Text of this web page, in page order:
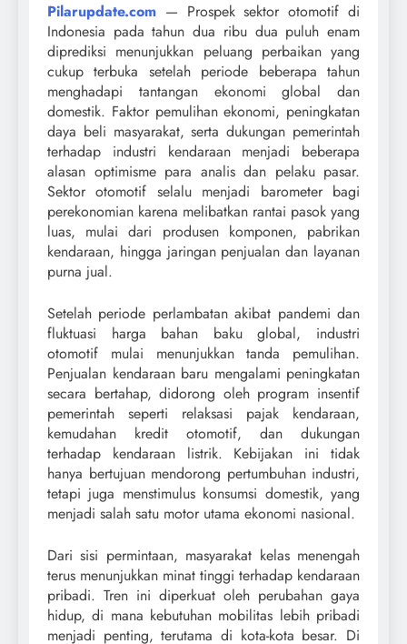
Pilarupdate.com — Prospek sektor otomotif di
Indonesia pada tahun dua ribu dua puluh enam
diprediksi menunjukkan peluang perbaikan yang
cukup terbuka setelah periode beberapa tahun
menghadapi tantangan ekonomi global dan
domestik. Faktor pemulihan ekonomi, peningkatan
daya beli masyarakat, serta dukungan pemerintah
terhadap industri kendaraan menjadi beberapa
alasan optimisme para analis dan pelaku pasar.
Sektor otomotif selalu menjadi barometer bagi
perekonomian karena melibatkan rantai pasok yang
luas, mulai dari produsen komponen, pabrikan
kendaraan, hingga jaringan penjualan dan layanan
purna jual.
Setelah periode perlambatan akibat pandemi dan
fluktuasi harga bahan baku global, industri
otomotif mulai menunjukkan tanda pemulihan.
Penjualan kendaraan baru mengalami peningkatan
secara bertahap, didorong oleh program insentif
pemerintah seperti relaksasi pajak kendaraan,
kemudahan kredit otomotif, dan dukungan
terhadap kendaraan listrik. Kebijakan ini tidak
hanya bertujuan mendorong pertumbuhan industri,
tetapi juga menstimulus konsumsi domestik, yang
menjadi salah satu motor utama ekonomi nasional.
Dari sisi permintaan, masyarakat kelas menengah
terus menunjukkan minat tinggi terhadap kendaraan
pribadi. Tren ini diperkuat oleh perubahan gaya
hidup, di mana kebutuhan mobilitas lebih pribadi
menjadi penting, terutama di kota-kota besar. Di